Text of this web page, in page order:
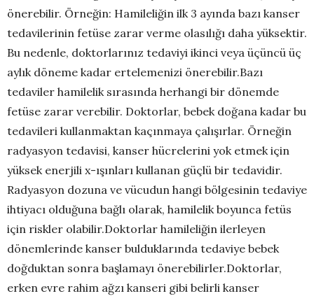
önerebilir. Örneğin: Hamileliğin ilk 3 ayında bazı kanser
tedavilerinin fetüse zarar verme olasılığı daha yüksektir.
Bu nedenle, doktorlarınız tedaviyi ikinci veya üçüncü üç
aylık döneme kadar ertelemenizi önerebilir.Bazı
tedaviler hamilelik sırasında herhangi bir dönemde
fetüse zarar verebilir. Doktorlar, bebek doğana kadar bu
tedavileri kullanmaktan kaçınmaya çalışırlar. Örneğin
radyasyon tedavisi, kanser hücrelerini yok etmek için
yüksek enerjili x-ışınları kullanan güçlü bir tedavidir.
Radyasyon dozuna ve vücudun hangi bölgesinin tedaviye
ihtiyacı olduğuna bağlı olarak, hamilelik boyunca fetüs
için riskler olabilir.Doktorlar hamileliğin ilerleyen
dönemlerinde kanser bulduklarında tedaviye bebek
doğduktan sonra başlamayı önerebilirler.Doktorlar,
erken evre rahim ağzı kanseri gibi belirli kanser